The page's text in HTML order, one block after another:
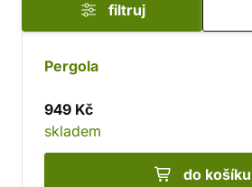
filtruj
Pergola
949 Kč
skladem
do košíku